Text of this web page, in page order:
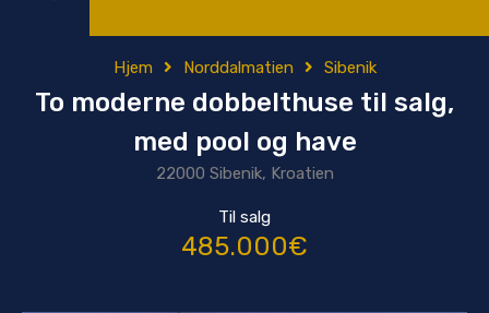
Hjem Norddalmatien Sibenik
To moderne dobbelthuse til salg,
med pool og have
22000 Sibenik, Kroatien
Til salg
485.000€